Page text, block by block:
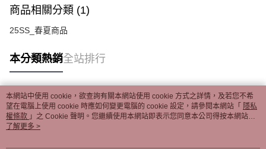
商品相關分類 (1)
25SS_春夏商品
本分類熱銷全站排行
熱門標籤
本網站中使用 cookie，欲查詢有關本網站使用 cookie 方式之詳情，及若您不希
望在電腦上使用 cookie 時應如何變更電腦的 cookie 設定，請參閱本網站「 隱私
權條款 」之 Cookie 聲明。您繼續使用本網站即表示您同意本公司得按本網站使
用條款之 Cookie 聲明使用 cookie。
了解更多 >